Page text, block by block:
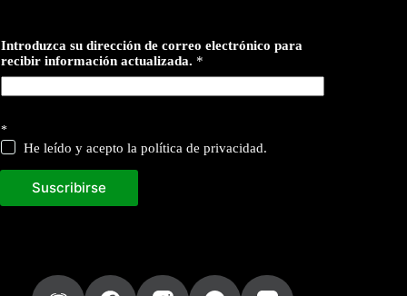
u
Introduzca su dirección de correo electrónico para
recibir información actualizada. *
*
He leído y acepto la política de privacidad.
Suscribirse